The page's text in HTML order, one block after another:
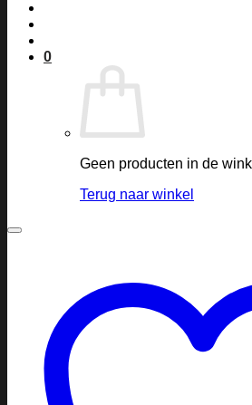
0
Geen producten in de
Terug naar winkel